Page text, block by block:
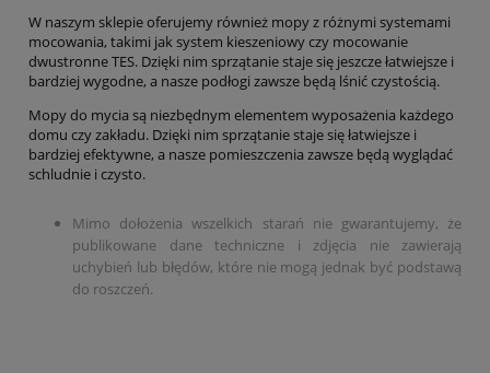
W naszym sklepie oferujemy również mopy z różnymi systemami
mocowania, takimi jak system kieszeniowy czy mocowanie
dwustronne TES. Dzięki nim sprzątanie staje się jeszcze łatwiejsze i
bardziej wygodne, a nasze podłogi zawsze będą lśnić czystością.
Mopy do mycia są niezbędnym elementem wyposażenia każdego
domu czy zakładu. Dzięki nim sprzątanie staje się łatwiejsze i
bardziej efektywne, a nasze pomieszczenia zawsze będą wyglądać
schludnie i czysto.
Mimo dołożenia wszelkich starań nie gwarantujemy, że
publikowane dane techniczne i zdjęcia nie zawierają
uchybień lub błędów, które nie mogą jednak być podstawą
do roszczeń.